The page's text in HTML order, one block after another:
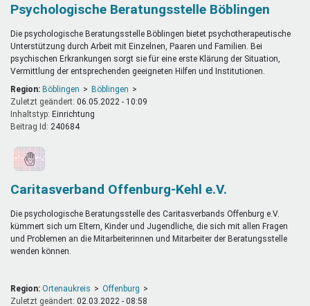
Psychologische Beratungsstelle Böblingen
Die psychologische Beratungsstelle Böblingen bietet psychotherapeutische
Unterstützung durch Arbeit mit Einzelnen, Paaren und Familien. Bei
psychischen Erkrankungen sorgt sie für eine erste Klärung der Situation,
Vermittlung der entsprechenden geeigneten Hilfen und Institutionen.
Region: Böblingen
Böblingen
Zuletzt geändert: 06.05.2022 - 10:09
Inhaltstyp:
einrichtung
Beitrag Id: 240684
Caritasverband Offenburg-Kehl e.V.
Die psychologische Beratungsstelle des Caritasverbands Offenburg e.V.
kümmert sich um Eltern, Kinder und Jugendliche, die sich mit allen Fragen
und Problemen an die Mitarbeiterinnen und Mitarbeiter der Beratungsstelle
wenden können.
Region: Ortenaukreis
Offenburg
Zuletzt geändert: 02.03.2022 - 08:58